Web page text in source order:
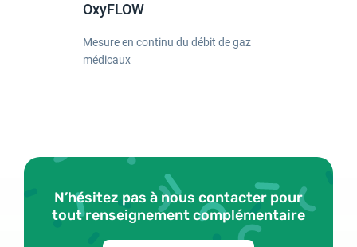
OxyFLOW
Mesure en continu du débit de gaz
médicaux
N’hésitez pas à nous contacter pour
tout renseignement complémentaire
Identifiant